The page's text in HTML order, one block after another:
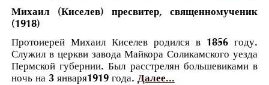
Михаил (Киселев) пресвитер, священномученик
(1918)
Протоиерей Михаил Киселев родился в 1856 году.
Служил в церкви завода Майкора Соликамского уезда
Пермской губернии. Был расстрелян большевиками в
ночь на 3 января1919 года. Далее...